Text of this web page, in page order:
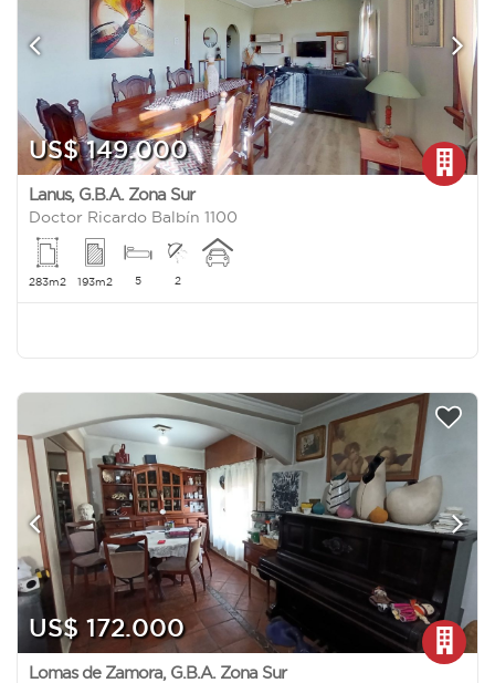
US$ 149.000
Lanus, G.B.A. Zona Sur
Doctor Ricardo Balbín 1100
283m2 193m2 5 2
US$ 172.000
Lomas de Zamora, G.B.A. Zona Sur